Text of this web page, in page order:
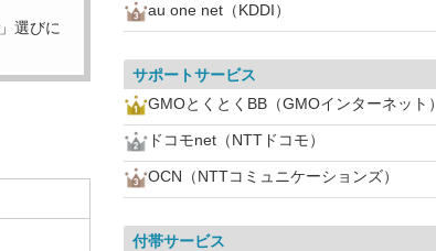
」選びに
au one net（KDDI）
サポートサービス
GMOとくとくBB（GMOインターネット）
ドコモnet（NTTドコモ）
OCN（NTTコミュニケーションズ）
付帯サービス